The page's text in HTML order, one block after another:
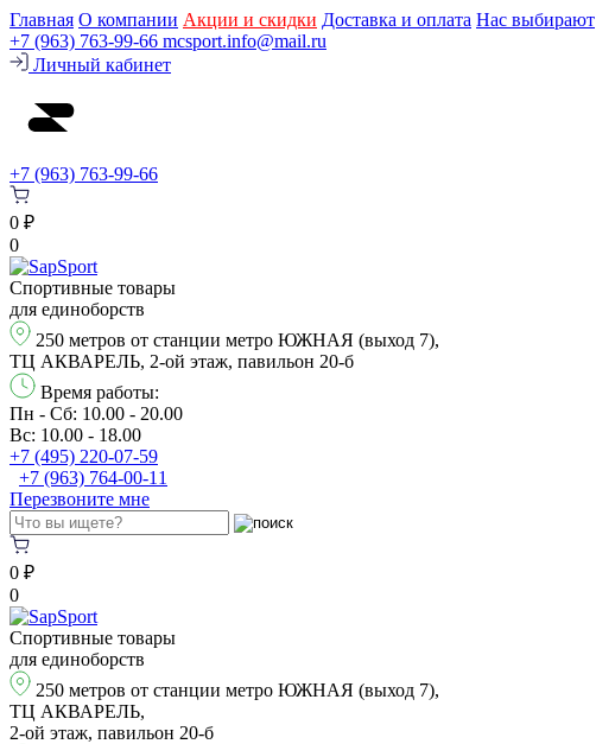
Главная О компании Акции и скидки Доставка и оплата Нас выбирают
+7 (963) 763-99-66 mcsport.info@mail.ru
Личный кабинет
+7 (963) 763-99-66
0 ₽
0
Спортивные товары
для единоборств
250 метров от станции метро ЮЖНАЯ (выход 7),
ТЦ АКВАРЕЛЬ, 2-ой этаж, павильон 20-б
Время работы:
Пн - Сб: 10.00 - 20.00
Вс: 10.00 - 18.00
+7 (495) 220-07-59
+7 (963) 764-00-11
Перезвонитe мне
0 ₽
0
Спортивные товары
для единоборств
250 метров от станции метро ЮЖНАЯ (выход 7),
ТЦ АКВАРЕЛЬ,
2-ой этаж, павильон 20-б